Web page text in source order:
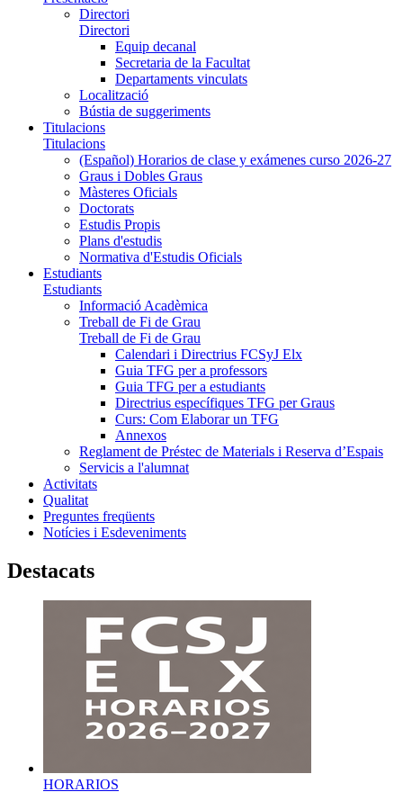
Directori
Directori
Equip decanal
Secretaria de la Facultat
Departaments vinculats
Localització
Bústia de suggeriments
Titulacions
Titulacions
(Español) Horarios de clase y exámenes curso 2026-27
Graus i Dobles Graus
Màsteres Oficials
Doctorats
Estudis Propis
Plans d'estudis
Normativa d'Estudis Oficials
Estudiants
Estudiants
Informació Acadèmica
Treball de Fi de Grau
Treball de Fi de Grau
Calendari i Directrius FCSyJ Elx
Guia TFG per a professors
Guia TFG per a estudiants
Directrius específiques TFG per Graus
Curs: Com Elaborar un TFG
Annexos
Reglament de Préstec de Materials i Reserva d’Espais
Servicis a l'alumnat
Activitats
Qualitat
Preguntes freqüents
Notícies i Esdeveniments
Destacats
HORARIOS